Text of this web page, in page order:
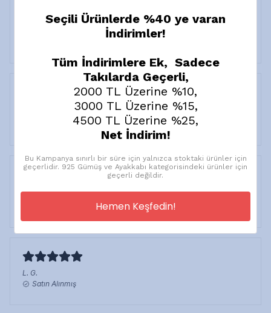
Satın Alınmış
A. A.
L. G.
Satın Alınmış
Seçili Ürünlerde %40 ye varan
İndirimler!
Tüm İndirimlere Ek, Sadece
Takılarda Geçerli,
2000 TL Üzerine %10,
3000 TL Üzerine %15,
4500 TL Üzerine %25,
Net İndirim!
Bu Kampanya sınırlı bir süre için yalnızca stoktaki ürünler için
geçerlidir. 925 Gümüş ve Ayakkabı kategorisindeki ürünler için
geçerli değildir.
Hemen Keşfedin!